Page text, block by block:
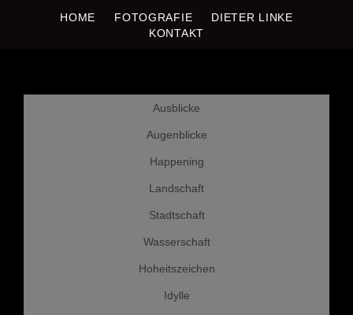
HOME FOTOGRAFIE
DIETER LINKE
KONTAKT
DIETER LINKE
Ausblicke
Augenblicke
Happening
Landschaft
Stadtschaft
Wasserschaft
Hoheitszeichen
Idylle